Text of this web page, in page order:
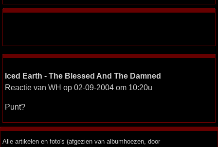
Iced Earth - The Blessed And The Damned
Reactie van WH op 02-09-2004 om 10:20u
Punt?
Alle artikelen en foto's (afgezien van albumhoezen, door